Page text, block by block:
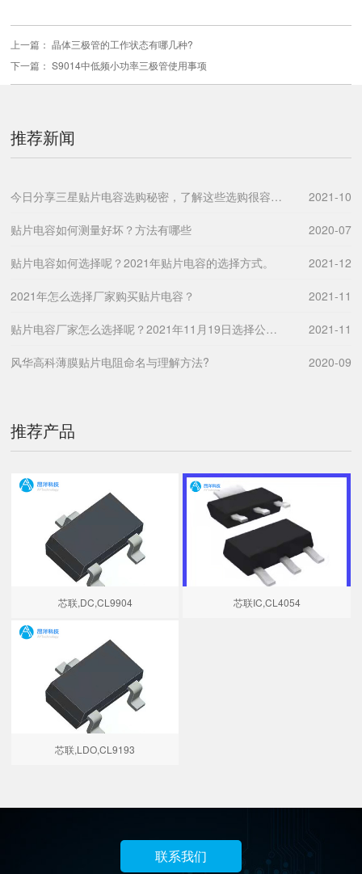
上一篇：晶体三极管的工作状态有哪几种?
下一篇：S9014中低频小功率三极管使用事项
推荐新闻
今日分享三星贴片电容选购秘密，了解这些选购很容易！ 2021-10
贴片电容如何测量好坏？方法有哪些 2020-07
贴片电容如何选择呢？2021年贴片电容的选择方式。 2021-12
2021年怎么选择厂家购买贴片电容？ 2021-11
贴片电容厂家怎么选择呢？2021年11月19日选择公司技巧分享！ 2021-11
风华高科薄膜贴片电阻命名与理解方法? 2020-09
推荐产品
芯联,DC,CL9904 芯联IC,CL4054
芯联,LDO,CL9193
联系我们